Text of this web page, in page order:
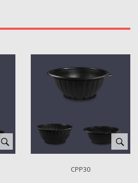
CPP30